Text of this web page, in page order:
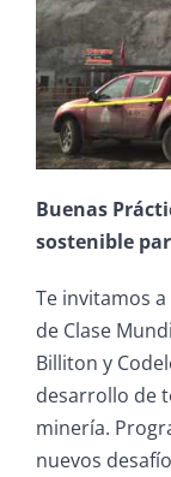
Buenas
sostenible
Te invitamos
de Clase
Billiton y
desarrollo de
minería.
nuevos